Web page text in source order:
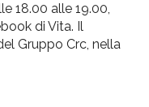
18.00 alle 19.00,
di Vita. Il
Gruppo Crc, nella